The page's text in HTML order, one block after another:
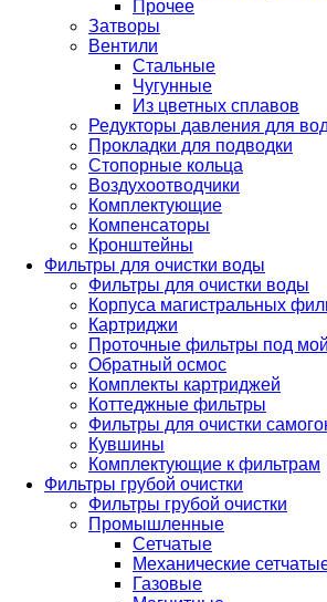
Прочее
Затворы
Вентили
Стальные
Чугунные
Из цветных сплавов
Редукторы давления для
Прокладки для подводки
Стопорные кольца
Воздухоотводчики
Комплектующие
Компенсаторы
Кронштейны
Фильтры для очистки воды
Фильтры для очистки воды
Корпуса магистральных
Картриджи
Проточные фильтры под
Обратный осмос
Комплекты картриджей
Коттеджные фильтры
Фильтры для очистки
Кувшины
Комплектующие к фильтрам
Фильтры грубой очистки
Фильтры грубой очистки
Промышленные
Сетчатые
Механические
Газовые